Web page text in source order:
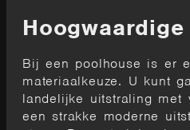
Bij een poolhouse is er
materiaalkeuze. U kunt
landelijke uitstraling
een strakke moderne